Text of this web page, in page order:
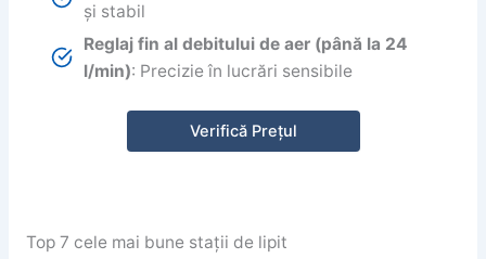
și stabil
Reglaj fin al debitului de aer (până la 24
l/min): Precizie în lucrări sensibile
Verifică Prețul
Top 7 cele mai bune stații de lipit